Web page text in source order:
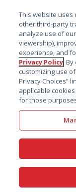
This website uses
other third-party
analyze use of
viewership),
experience, and
Privacy Policy. By
customizing use
Privacy Choices”
applicable
for those